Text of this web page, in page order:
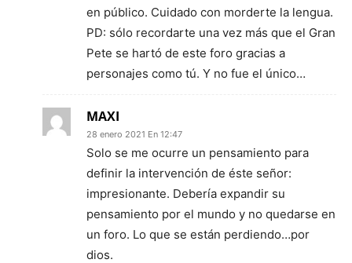
en público. Cuidado con morderte la lengua.
PD: sólo recordarte una vez más que el Gran
Pete se hartó de este foro gracias a
personajes como tú. Y no fue el único…
MAXI
28 enero 2021 En 12:47
Solo se me ocurre un pensamiento para
definir la intervención de éste señor:
impresionante. Debería expandir su
pensamiento por el mundo y no quedarse en
un foro. Lo que se están perdiendo…por
dios.